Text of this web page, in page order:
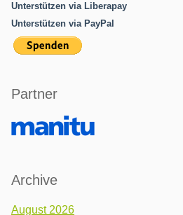
Unterstützen via Liberapay
Unterstützen via PayPal
Partner
Archive
August 2026